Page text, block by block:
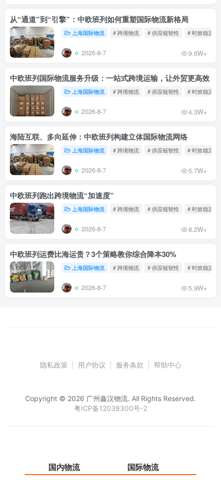
从“通道”到“引擎”：中欧班列如何重塑国际物流新格局
上海国际物流 # 跨境物流 # 供应链韧性 # 时效稳定
2026-8-7 9.6W+
中欧班列国际物流服务升级：一站式跨境运输，让外贸更高效
上海国际物流 # 跨境物流 # 供应链韧性 # 时效稳定
2026-8-7 4.3W+
海陆互联、多向延伸：中欧班列构建立体国际物流网络
上海国际物流 # 跨境物流 # 供应链韧性 # 时效稳定
2026-8-7 5.7W+
中欧班列跑出跨境物流“加速度”
上海国际物流 # 跨境物流 # 供应链韧性 # 时效稳定
2026-8-7 8.2W+
中欧班列运费比海运贵？3个策略教你综合降本30%
上海国际物流 # 跨境物流 # 供应链韧性 # 时效稳定
2026-8-7 5.9W+
隐私政策 用户协议 服务条款 帮助中心
Copyright © 2026 广州鑫汉物流. All Rights Reserved.
粤ICP备12039300号-2
国内物流 国际物流